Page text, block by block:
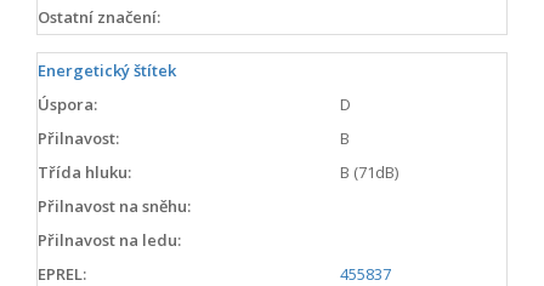
Ostatní značení:
Energetický štítek
Úspora:
D
Přilnavost:
B
Třída hluku:
B (71dB)
Přilnavost na sněhu:
Přilnavost na ledu:
EPREL:
455837